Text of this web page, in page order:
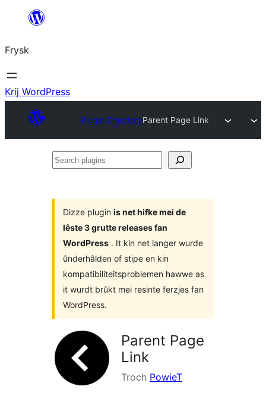
Fierder
ynhâld
Frysk
Krij WordPress
Plugin DirectoryParent Page Link
Search
Dizze plugin is net hifke mei de
lêste 3 grutte releases fan
WordPress . It kin net langer wurde
ûnderhâlden of stipe en kin
kompatibiliteitsproblemen hawwe as
it wurdt brûkt mei resinte ferzjes fan
WordPress.
Parent Page
Link
Troch PowieT